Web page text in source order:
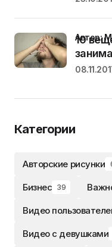
10
Автор:
Категории
Авторские рисунки
Бизнес 39
Видео
Видео с девушками